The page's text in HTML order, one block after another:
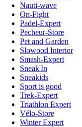
Nauti-wave
On-Fight
Padel-Expert
Pecheur-Store
Pet and Garden
Slowood Interior
Smash-Expert
Sneak'In
Sneakids
Sport is good
Trek-Expert
Triathlon Expert
Vélo-Store
Winter Expert